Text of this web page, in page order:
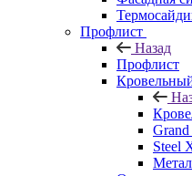
Профлист
Назад
Профлист
Steel